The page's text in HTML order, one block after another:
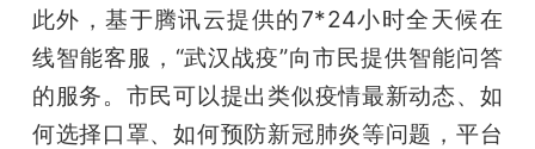
此外，基于腾讯云提供的7*24小时全天候在
线智能客服，“武汉战疫”向市民提供智能问答
的服务。市民可以提出类似疫情最新动态、如
何选择口罩、如何预防新冠肺炎等问题，平台